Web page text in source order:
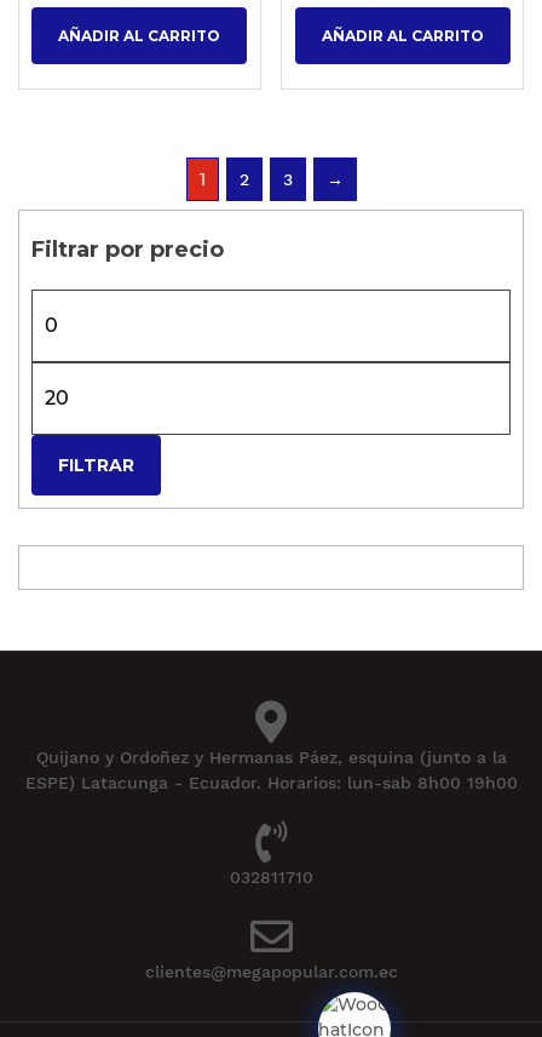
AÑADIR AL CARRITO AÑADIR AL CARRITO
1 2 3 →
Filtrar por precio
FILTRAR
Quijano y Ordoñez y Hermanas Páez, esquina (junto a la
ESPE) Latacunga - Ecuador. Horarios: lun-sab 8h00 19h00
032811710
clientes@megapopular.com.ec